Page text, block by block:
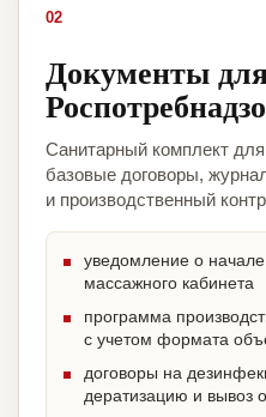
02
Документы
Санитарный комплект
базовые договоры,
и производственный
уведомление о
массажного кабинета
программа
с учетом формата
договоры на
дератизацию и вывоз